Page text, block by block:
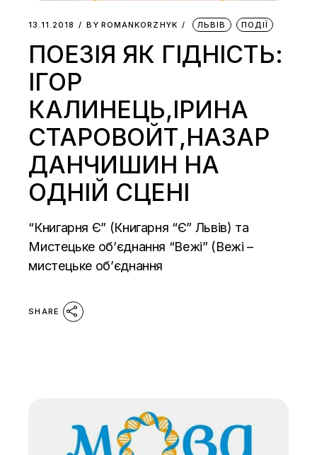
13.11.2018 BY ROMANKORZHYK ЛЬВІВ ПОДІЇ
ПОЕЗІЯ ЯК ГІДНІСТЬ:
ІГОР
КАЛИНЕЦЬ,ІРИНА
СТАРОВОЙТ,НАЗАР
ДАНЧИШИН НА
ОДНІЙ СЦЕНІ
“Книгарня Є” (Книгарня “Є” Львів) та
Мистецьке об’єднання “Вежі” (Вежі –
мистецьке об’єднання
SHARE